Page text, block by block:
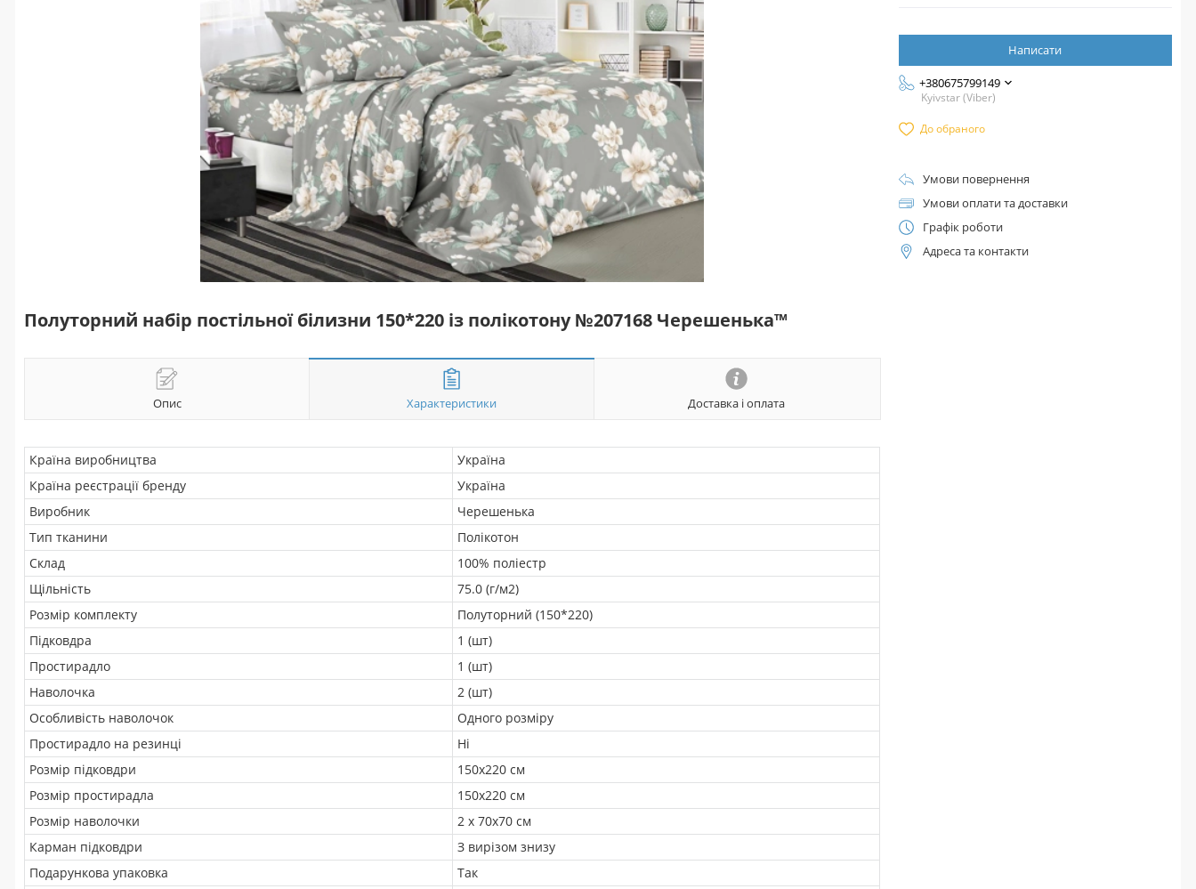
Полуторний набір постільної білизни 150*220 із полікотону №207168 Черешенька™
Опис Характеристики Доставка і оплата
Країна виробництва
Україна
Країна реєстрації бренду
Україна
Виробник
Черешенька
Тип тканини
Полікотон
Склад
100% поліестр
Щільність
75.0 (г/м2)
Розмір комплекту
Полуторний (150*220)
Підковдра
1 (шт)
Простирадло
1 (шт)
Наволочка
2 (шт)
Особливість наволочок
Одного розміру
Простирадло на резинці
Ні
Розмір підковдри
150х220 см
Розмір простирадла
150х220 см
Розмір наволочки
2 х 70х70 см
Карман підковдри
З вирізом знизу
Подарункова упаковка
Так
Написати
+380675799149
Kyivstar (Viber)
До обраного
Умови повернення
Умови оплати та доставки
Графік роботи
Адреса та контакти